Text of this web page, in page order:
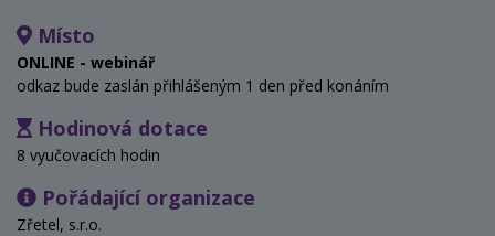
Místo
ONLINE - webinář
odkaz bude zaslán přihlášeným 1 den před konáním
Hodinová dotace
8 vyučovacích hodin
Pořádající organizace
Zřetel, s.r.o.